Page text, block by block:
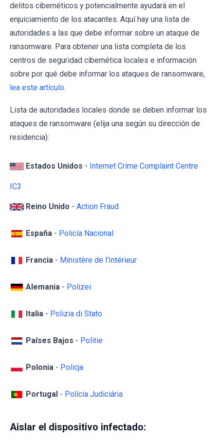
delitos cibernéticos y potencialmente ayudará en el
enjuiciamiento de los atacantes. Aquí hay una lista de
autoridades a las que debe informar sobre un ataque de
ransomware. Para obtener una lista completa de los
centros de seguridad cibernética locales e información
sobre por qué debe informar los ataques de ransomware,
lea este artículo.
Lista de autoridades locales donde se deben informar los
ataques de ransomware (elija una según su dirección de
residencia):
Estados Unidos - Internet Crime Complaint Centre
IC3
Reino Unido - Action Fraud
España - Policía Nacional
Francia - Ministère de l'Intérieur
Alemania - Polizei
Italia - Polizia di Stato
Países Bajos - Politie
Polonia - Policja
Portugal - Polícia Judiciária
Aislar el dispositivo infectado: